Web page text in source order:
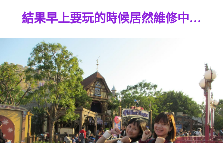
結果早上要玩的時候居然維修中…